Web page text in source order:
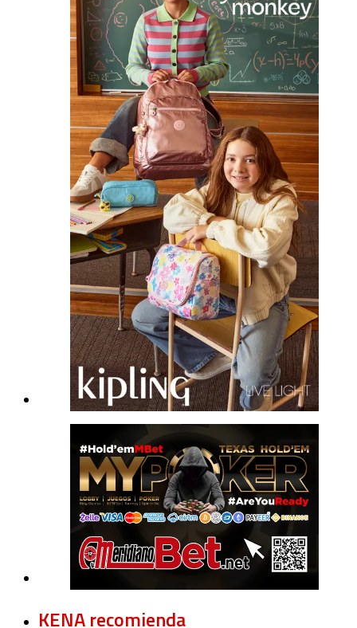
KENA recomienda